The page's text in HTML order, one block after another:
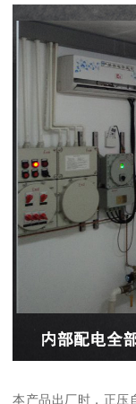
本产品出厂时，正压